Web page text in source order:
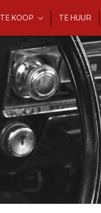
TE KOOP TE HUUR